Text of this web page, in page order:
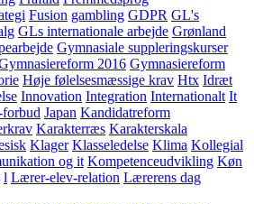
Fusion gambling GDPR GL's
GLs internationale arbejde Grønland
Gymnasiale suppleringskurser
2016 Gymnasiereform
Høje følelsesmæssige krav Htx Idræt
Innovation Integration Internationalt It
Japan Kandidatreform
Karakterræs Karakterskala
Klager Klasseledelse Klima Kollegial
og it Kompetenceudvikling Køn
l Lærer-elev-relation Lærerens dag